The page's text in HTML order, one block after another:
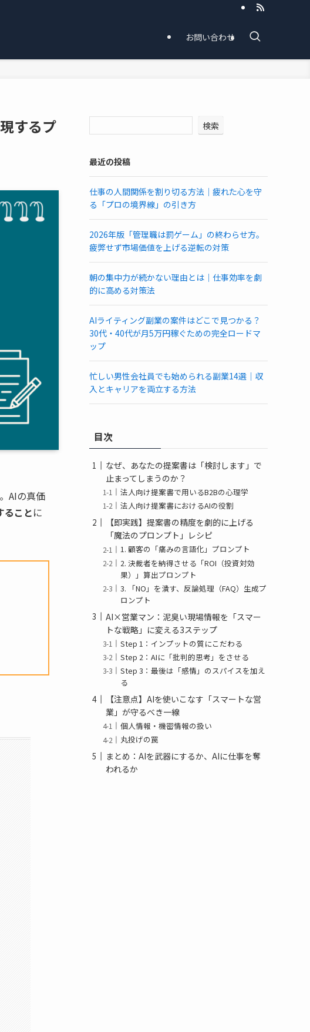
お問い合わせ
するプ
AIの真価
ることに
検索
最近の投稿
仕事の人間関係を割り切る方法│疲れた心を守
る「プロの境界線」の引き方
2026年版「管理職は罰ゲーム」の終わらせ方。
疲弊せず市場価値を上げる逆転の対策
朝の集中力が続かない理由とは｜仕事効率を劇
的に高める対策法
AIライティング副業の案件はどこで見つかる？
30代・40代が月5万円稼ぐための完全ロードマ
ップ
忙しい男性会社員でも始められる副業14選｜収
入とキャリアを両立する方法
目次
なぜ、あなたの提案書は「検討します」で
止まってしまうのか？
法人向け提案書で用いるB2Bの心理学
法人向け提案書におけるAIの役割
【即実践】提案書の精度を劇的に上げる
「魔法のプロンプト」レシピ
1. 顧客の「痛みの言語化」プロンプト
2. 決裁者を納得させる「ROI（投資対効
果）」算出プロンプト
3. 「NO」を潰す、反論処理（FAQ）生成プ
ロンプト
AI×営業マン：泥臭い現場情報を「スマー
トな戦略」に変える3ステップ
Step 1：インプットの質にこだわる
Step 2：AIに「批判的思考」をさせる
Step 3：最後は「感情」のスパイスを加え
る
【注意点】AIを使いこなす「スマートな営
業」が守るべき一線
個人情報・機密情報の扱い
丸投げの罠
まとめ：AIを武器にするか、AIに仕事を奪
われるか